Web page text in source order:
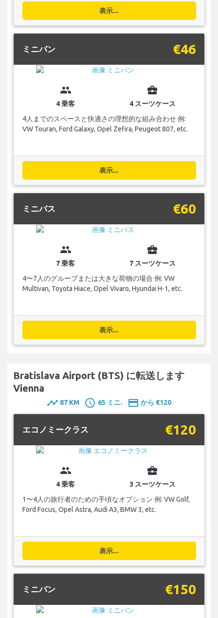
表示...
ミニバン €46
group
4 乗客
business_center
4 スーツケース
4人までのスペースと快適さの理想的な組み合わせ 例:
VW Touran, Ford Galaxy, Opel Zefira, Peugeot 807, etc.
表示...
ミニバス €60
group
7 乗客
business_center
7 スーツケース
4〜7人のグループまたは大きな荷物の場合 例: VW
Multivan, Toyota Hiace, Opel Vivaro, Hyundai H-1, etc.
表示...
Bratislava Airport (BTS) に転送します
Vienna
timeline 87 KM schedule 65 ミニ. payment から €120
エコノミークラス €120
group
4 乗客
business_center
3 スーツケース
1〜4人の旅行者のための手頃なオプション 例: VW Golf,
Ford Focus, Opel Astra, Audi A3, BMW 3, etc.
表示...
ミニバン €150